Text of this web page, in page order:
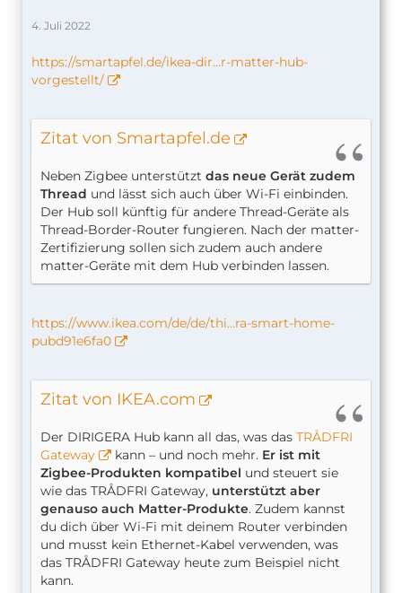
4. Juli 2022
https://smartapfel.de/ikea-dir…r-matter-hub-
vorgestellt/
Zitat von Smartapfel.de
Neben Zigbee unterstützt das neue Gerät zudem
Thread und lässt sich auch über Wi-Fi einbinden.
Der Hub soll künftig für andere Thread-Geräte als
Thread-Border-Router fungieren. Nach der matter-
Zertifizierung sollen sich zudem auch andere
matter-Geräte mit dem Hub verbinden lassen.
https://www.ikea.com/de/de/thi…ra-smart-home-
pubd91e6fa0
Zitat von IKEA.com
Der DIRIGERA Hub kann all das, was das TRÅDFRI
Gateway
kann – und noch mehr. Er ist mit
Zigbee-Produkten kompatibel und steuert sie
wie das TRÅDFRI Gateway, unterstützt aber
genauso auch Matter-Produkte. Zudem kannst
du dich über Wi-Fi mit deinem Router verbinden
und musst kein Ethernet-Kabel verwenden, was
das TRÅDFRI Gateway heute zum Beispiel nicht
kann.